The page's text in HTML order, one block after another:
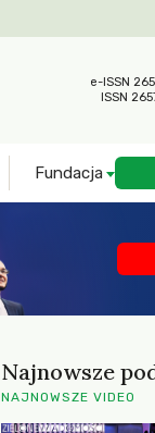
e-ISSN
ISSN
Fundacja
Najnowsze
NAJNOWSZE VIDEO